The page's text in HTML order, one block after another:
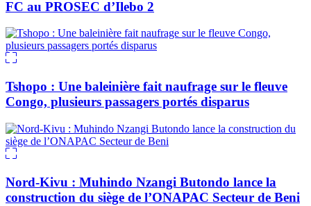
FC au PROSEC d’Ilebo 2
Tshopo : Une baleinière fait naufrage sur le fleuve
Congo, plusieurs passagers portés disparus
Nord-Kivu : Muhindo Nzangi Butondo lance la
construction du siège de l’ONAPAC Secteur de Beni